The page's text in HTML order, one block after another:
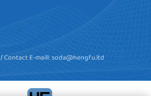
/ Contact E-maill:soda@hengfu.ltd